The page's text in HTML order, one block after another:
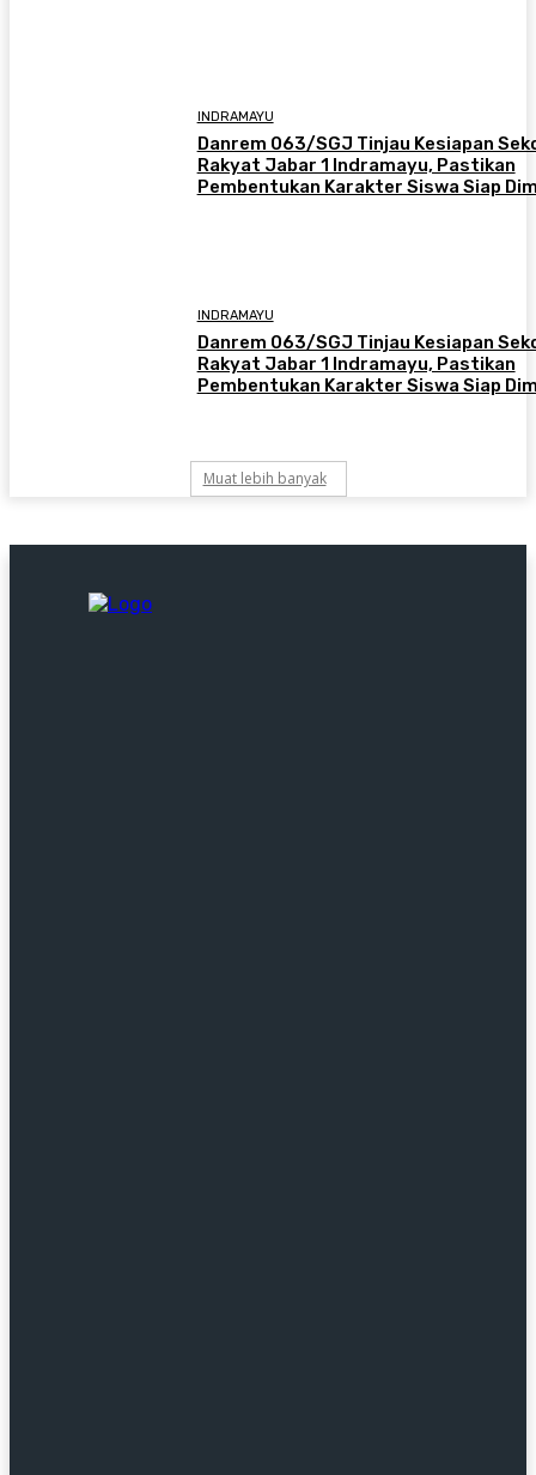
INDRAMAYU
Danrem 063/SGJ Tinjau Kesiapan
Rakyat Jabar 1 Indramayu, Pastikan
Pembentukan Karakter Siswa Siap
INDRAMAYU
Danrem 063/SGJ Tinjau Kesiapan
Rakyat Jabar 1 Indramayu, Pastikan
Pembentukan Karakter Siswa Siap
Muat lebih banyak